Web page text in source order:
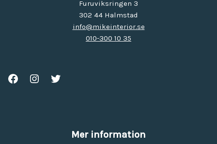
Furuviksringen 3
302 44 Halmstad
info@mikeinterior.se
010-300 10 35
Mer information